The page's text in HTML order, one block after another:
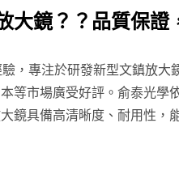
大鏡？？品質保證
，專注於研發新型文鎮放大
等市場廣受好評。俞泰光學
鏡具備高清晰度、耐用性，